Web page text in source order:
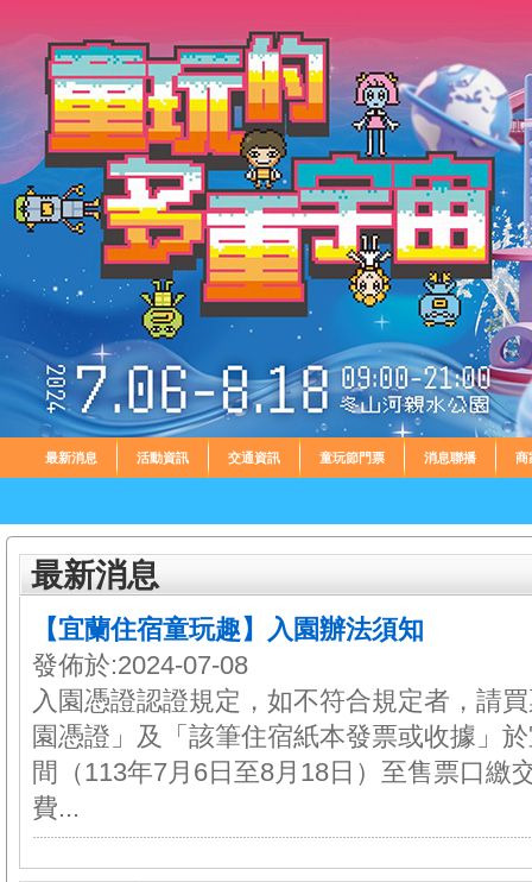
最新消息 活動資訊 交通資訊 童玩節門票 消息聯播 商
最新消息
【宜蘭住宿童玩趣】入園辦法須知
發佈於:2024-07-08
入園憑證認證規定，如不符合規定者，請
園憑證」及「該筆住宿紙本發票或收據」
間（113年7月6日至8月18日）至售票口繳
費...